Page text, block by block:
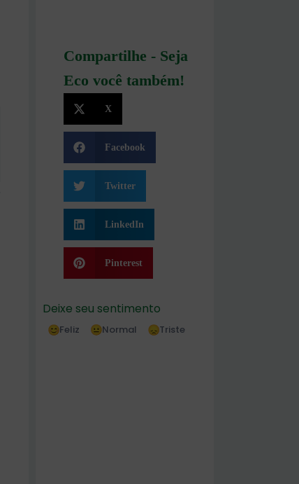
Compartilhe - Seja
Eco você também!
X
Facebook
Twitter
LinkedIn
Pinterest
Deixe seu sentimento
Feliz Normal Triste